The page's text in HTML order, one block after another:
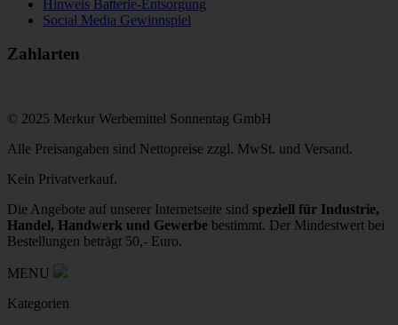
Hinweis Batterie-Entsorgung
Social Media Gewinnspiel
Zahlarten
© 2025 Merkur Werbemittel Sonnentag GmbH
Alle Preisangaben sind Nettopreise zzgl. MwSt. und Versand.
Kein Privatverkauf.
Die Angebote auf unserer Internetseite sind speziell für Industrie,
Handel, Handwerk und Gewerbe bestimmt. Der Mindestwert bei
Bestellungen beträgt 50,- Euro.
MENU
Kategorien